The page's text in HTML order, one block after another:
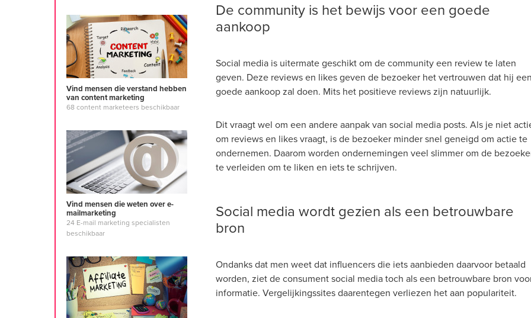
Vind mensen die verstand hebben
van content marketing
68 content marketeers beschikbaar
Vind mensen die weten over e-
mailmarketing
24 E-mail marketing specialisten
beschikbaar
De community is het bewijs voor een goede
aankoop
Social media is uitermate geschikt om de community een review te laten
geven. Deze reviews en likes geven de bezoeker het vertrouwen dat hij een
goede aankoop zal doen. Mits het positieve reviews zijn natuurlijk.
Dit vraagt wel om een andere aanpak van social media posts. Als je niet
om reviews en likes vraagt, is de bezoeker minder snel geneigd om actie te
ondernemen. Daarom worden ondernemingen veel slimmer om de
te verleiden om te liken en iets te schrijven.
Social media wordt gezien als een betrouwbare
bron
Ondanks dat men weet dat influencers die iets aanbieden daarvoor betaald
worden, ziet de consument social media toch als een betrouwbare bron
informatie. Vergelijkingssites daarentegen verliezen het aan populariteit.